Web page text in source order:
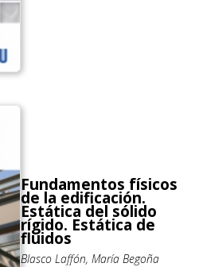
Fundamentos físicos
de la edificación.
Estática del sólido
rígido. Estática de
fluidos
Blasco Laffón, María Begoña